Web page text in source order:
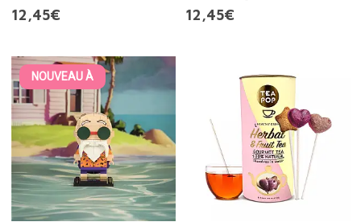
12,45€
12,45€
NOUVEAU À